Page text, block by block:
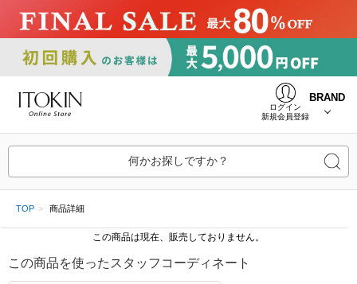
ログイン
新規会員登録
BRAND
何かお探しですか？
TOP 商品詳細
この商品は現在、販売しておりません。
この商品を使ったスタッフコーディネート